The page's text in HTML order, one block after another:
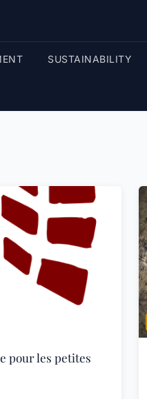
SUSTAINABILITY
pour les petites